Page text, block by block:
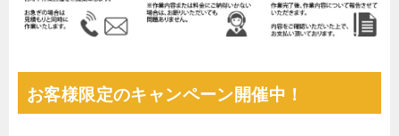
お客様限定のキャンペーン開催中！